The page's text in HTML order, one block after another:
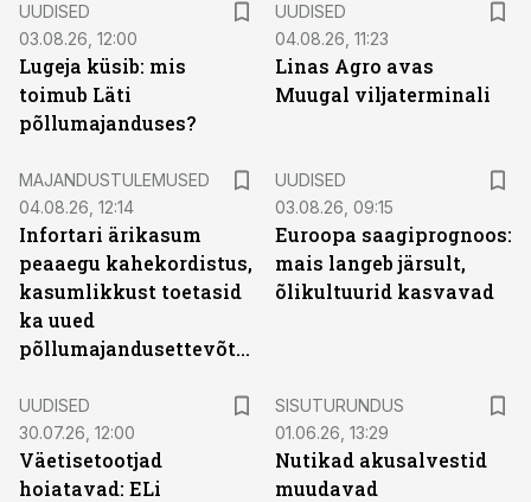
UUDISED
03.08.26, 12:00
Lugeja küsib: mis
toimub Läti
põllumajanduses?
UUDISED
04.08.26, 11:23
Linas Agro avas
Muugal viljaterminali
MAJANDUSTULEMUSED
04.08.26, 12:14
Infortari ärikasum
peaaegu kahekordistus,
kasumlikkust toetasid
ka uued
põllumajandusettevõtted
UUDISED
03.08.26, 09:15
Euroopa saagiprognoos:
mais langeb järsult,
õlikultuurid kasvavad
UUDISED
30.07.26, 12:00
Väetisetootjad
hoiatavad: ELi
SISUTURUNDUS
01.06.26, 13:29
Nutikad akusalvestid
muudavad